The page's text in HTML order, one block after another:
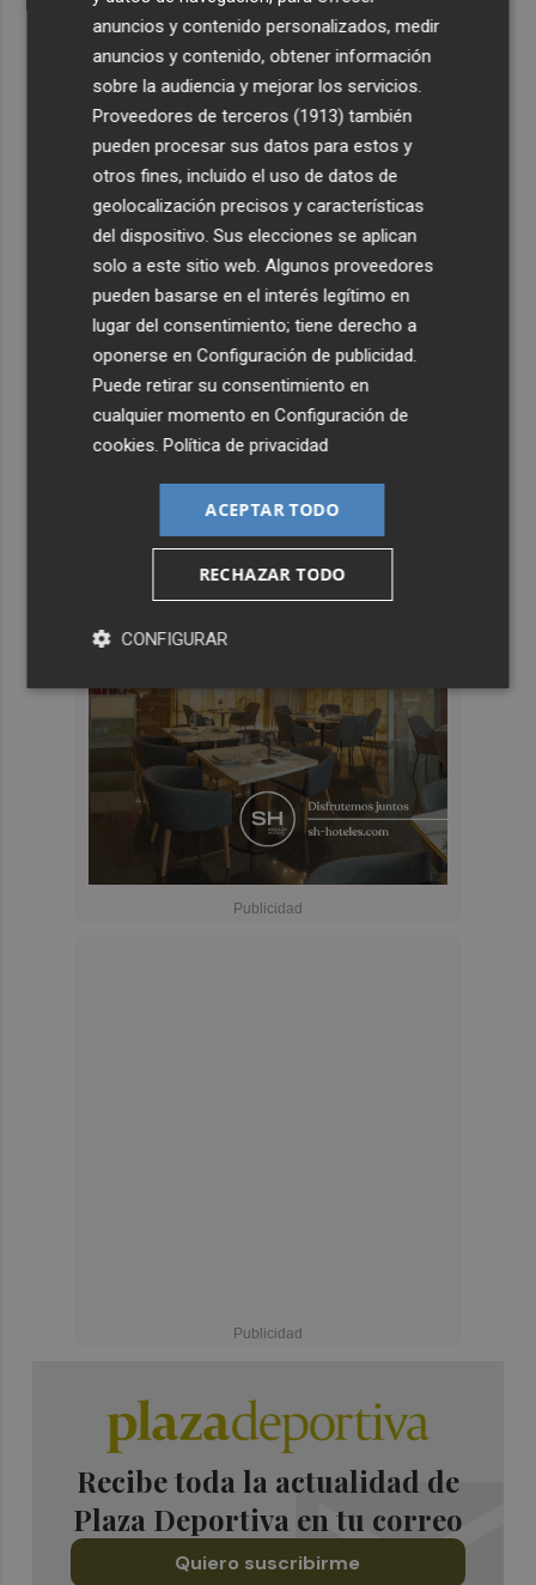
Recibe toda la actualidad de
Plaza Deportiva en tu correo
Quiero suscribirme
anuncios y contenido personalizados, medir
anuncios y contenido, obtener información
sobre la audiencia y mejorar los servicios.
Proveedores de terceros (1913) también
pueden procesar sus datos para estos y
otros fines, incluido el uso de datos de
geolocalización precisos y características
del dispositivo. Sus elecciones se aplican
solo a este sitio web. Algunos proveedores
pueden basarse en el interés legítimo en
lugar del consentimiento; tiene derecho a
oponerse enConfiguración de publicidad
Puede retirar su consentimiento en
cualquier momento enConfiguración de
cookies .Política de privacidad
ACEPTAR TODO
RECHAZAR TODO
CONFIGURAR